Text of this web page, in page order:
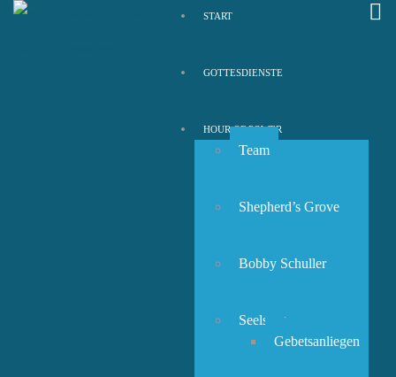
START
GOTTESDIENSTE
HOUR OF POWER
Team
Shepherd’s Grove
Bobby Schuller
Seelsorge
Gebetsanliegen